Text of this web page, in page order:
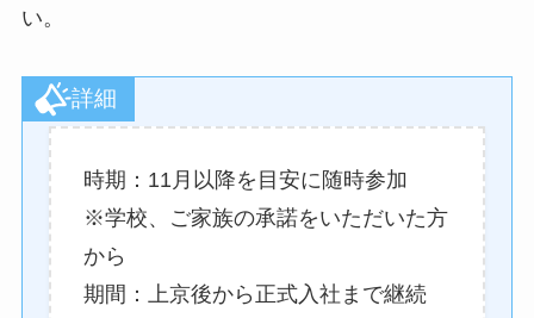
い。
詳細
時期：11月以降を目安に随時参加
※学校、ご家族の承諾をいただいた方
から
期間：上京後から正式入社まで継続